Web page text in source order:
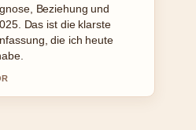
Beziehung und
Das ist die klarste
die ich heute